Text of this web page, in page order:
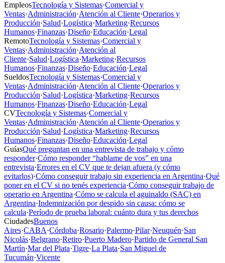
EmpleosTecnología y Sistemas·Comercial y
Ventas·Administración·Atención al Cliente·Operarios y
Producción·Salud·Logística·Marketing·Recursos
Humanos·Finanzas·Diseño·Educación·Legal
RemotoTecnología y Sistemas·Comercial y
Ventas·Administración·Atención al
Cliente·Salud·Logística·Marketing·Recursos
Humanos·Finanzas·Diseño·Educación·Legal
SueldosTecnología y Sistemas·Comercial y
Ventas·Administración·Atención al Cliente·Operarios y
Producción·Salud·Logística·Marketing·Recursos
Humanos·Finanzas·Diseño·Educación·Legal
CVTecnología y Sistemas·Comercial y
Ventas·Administración·Atención al Cliente·Operarios y
Producción·Salud·Logística·Marketing·Recursos
Humanos·Finanzas·Diseño·Educación·Legal
GuíasQué preguntan en una entrevista de trabajo y cómo
responder·Cómo responder “hablame de vos” en una
entrevista·Errores en el CV que te dejan afuera (y cómo
evitarlos)·Cómo conseguir trabajo sin experiencia en Argentina·Qué
poner en el CV si no tenés experiencia·Cómo conseguir trabajo de
operario en Argentina·Cómo se calcula el aguinaldo (SAC) en
Argentina·Indemnización por despido sin causa: cómo se
calcula·Período de prueba laboral: cuánto dura y tus derechos
CiudadesBuenos
Aires·CABA·Córdoba·Rosario·Palermo·Pilar·Neuquén·San
Nicolás·Belgrano·Retiro·Puerto Madero·Partido de General San
Martín·Mar del Plata·Tigre·La Plata·San Miguel de
Tucumán·Vicente